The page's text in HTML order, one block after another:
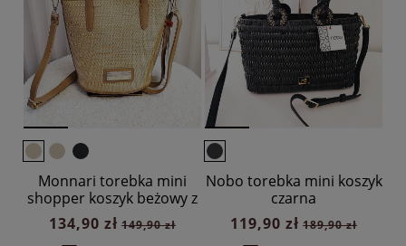
Monnari torebka mini
shopper koszyk beżowy z
taupe
134,90 zł 149,90 zł
Nobo torebka mini koszyk
czarna
119,90 zł 189,90 zł